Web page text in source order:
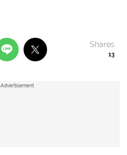
13
Shares
Advertisement